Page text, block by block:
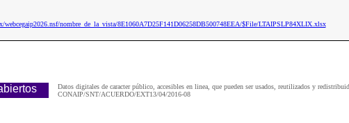
webcegaip2026.nsf/nombre_de_la_vista/8E1060A7D25F141D06258DB500748EEA/$File/LTAIPSLP84XLIX.xlsx
Datos digitales de caracter público, accesibles en linea, que pueden ser usados, reutilizados y
CONAIP/SNT/ACUERDO/EXT13/04/2016-08